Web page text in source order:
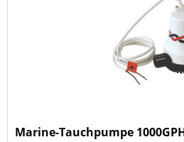
Marine-Tauchpumpe